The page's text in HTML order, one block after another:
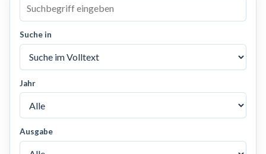
Suche in
Jahr
Ausgabe